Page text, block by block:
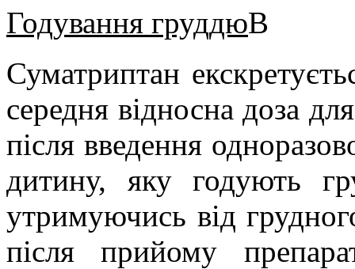
Годування груддюВ
Суматриптан
середня відносна доза
після введення
дитину, яку годують
утримуючись від
після прийому